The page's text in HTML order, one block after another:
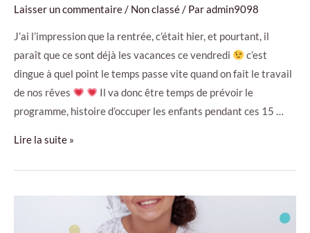
Laisser un commentaire/ Non classé/ Paradmin9098
J’ai l’impression que la rentrée, c’était hier, et pourtant, il
paraît que ce sont déjà les vacances ce vendredi
c’est
dingue à quel point le temps passe vite quand on fait le travail
de nos rêves
Il va donc être temps de prévoir le
programme, histoire d’occuper les enfants pendant ces 15 …
Le
vacances
Lire la suite »